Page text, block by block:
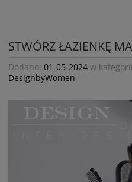
STWÓRZ ŁAZIENKĘ
Dodano: 01-05-2024 w
DesignbyWomen